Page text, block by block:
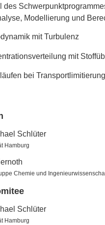
des
Modellierung und
mit Turbulenz
mit
bei Transportlimitierung
Schlüter
Hamburg
Chemie und
Schlüter
Hamburg